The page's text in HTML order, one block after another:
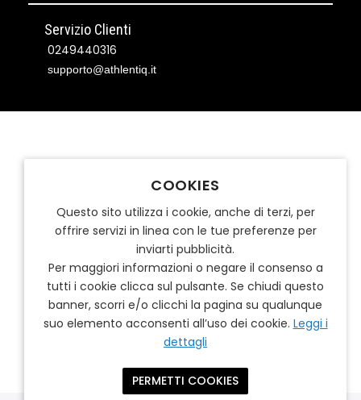
COOKIES
Questo sito utilizza i cookie, anche di terzi, per
offrire servizi in linea con le tue preferenze per
inviarti pubblicità.
Per maggiori informazioni o negare il consenso a
tutti i cookie clicca sul pulsante. Se chiudi questo
banner, scorri e/o clicchi la pagina su qualunque
suo elemento acconsenti all’uso dei cookie. Leggi i
dettagli
PERMETTI COOKIES
Servizio Clienti
0249440316
supporto@athlentiq.it